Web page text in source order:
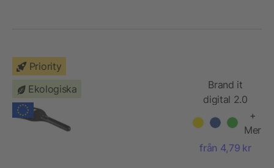
Priority
Ekologiska
Brand it
digital 2.0
PET-isskrapa
+
Mer
från 4,79 kr